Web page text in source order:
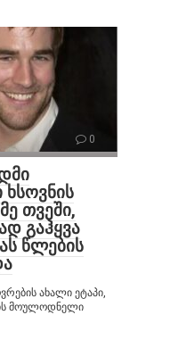
0
თვეში,
გაჰყვა
წლების
ახალი ეტაპი,
მოულოდნელი